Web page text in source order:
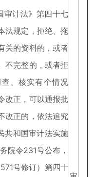
审计法》第四十七
法规定，拒绝、拖
关的资料的，或者
不完整的，或者拒
、核实有个情况
改正，可以通报批
改正的，依法追究
共和国审计法实施
院令231号公布，
号修订）第四十